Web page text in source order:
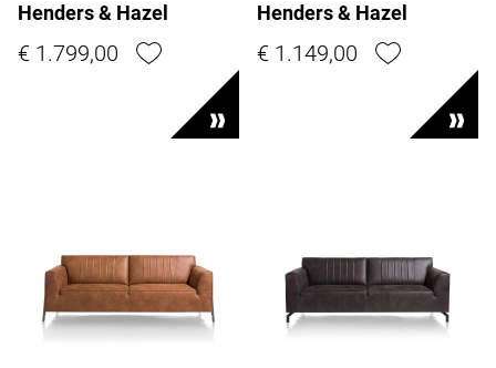
Henders & Hazel
€ 1.799,00
Henders & Hazel
€ 1.149,00